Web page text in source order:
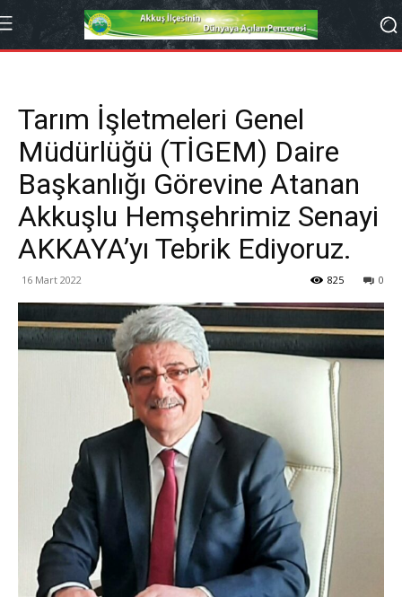
Tarım İşletmeleri Genel
Müdürlüğü (TİGEM) Daire
Başkanlığı Görevine Atanan
Akkuşlu Hemşehrimiz Senayi
AKKAYA’yı Tebrik Ediyoruz.
16 Mart 2022 0
825